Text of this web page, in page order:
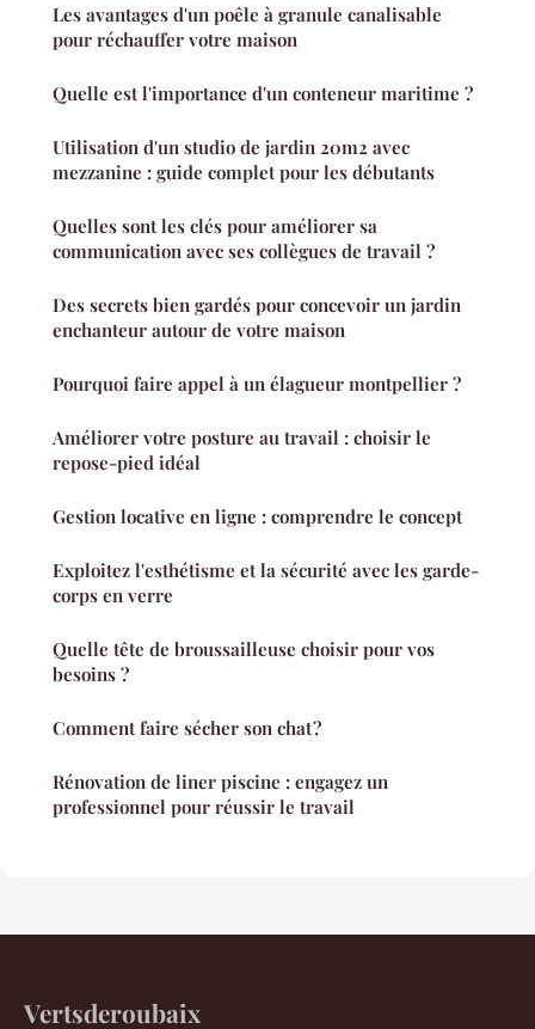
Les avantages d'un poêle à granule canalisable
pour réchauffer votre maison
Quelle est l'importance d'un conteneur maritime ?
Utilisation d'un studio de jardin 20m2 avec
mezzanine : guide complet pour les débutants
Quelles sont les clés pour améliorer sa
communication avec ses collègues de travail ?
Des secrets bien gardés pour concevoir un jardin
enchanteur autour de votre maison
Pourquoi faire appel à un élagueur montpellier ?
Améliorer votre posture au travail : choisir le
repose-pied idéal
Gestion locative en ligne : comprendre le concept
Exploitez l'esthétisme et la sécurité avec les garde-
corps en verre
Quelle tête de broussailleuse choisir pour vos
besoins ?
Comment faire sécher son chat ?
Rénovation de liner piscine : engagez un
professionnel pour réussir le travail
Vertsderoubaix